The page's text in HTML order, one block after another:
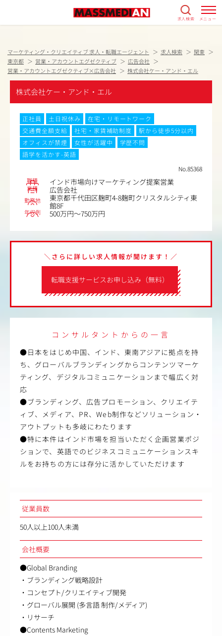
求人検索 メニュー
マーケティング・クリエイティブ 求人・転職エージェント 求人検索
関東
東京都
営業・アカウントエグゼクティブ
広告会社
営業・アカウントエグゼクティブ×広告会社
株式会社ケー・アンド・エル
株式会社ケー・アンド・エル
正社員 土日祝休み
在宅・リモートワーク
交通費全額支給
社宅・家賃補助制度
駅から徒歩5分以内
オフィスが禁煙
女性が活躍中
学歴不問
語学を活かす-英語
No.85368
職種 インド市場向けマーケティング提案営業
業種 広告会社
勤務地
東京都千代田区麹町4-8麹町クリスタルシティ東
館8F
年収例 500万円～750万円
転職支援サービスお申し込み（無料）
＼さらに詳しい求人情報が聞けます！／
コンサルタントからの一言
●日本をはじめ中国、インド、東南アジアに拠点を持
ち、グローバルブランディングからコンテンツマーケ
ティング、デジタルコミュニケーションまで幅広く対
応
●ブランディング、広告プロモーション、クリエイテ
ィブ、メディア、PR、Web制作などソリューション・
アウトプットも多岐にわたります
●特に本件はインド市場を担当いただく企画営業ポジ
ションで、英語でのビジネスコミュニケーションスキ
ルをお持ちの方には存分に活かしていただけます
従業員数
50人以上100人未満
会社概要
●Global Branding
・ブランディング戦略設計
・コンセプト/クリエイティブ開発
・グローバル展開 (多言語 制作/メディア)
・リサーチ
●Contents Marketing